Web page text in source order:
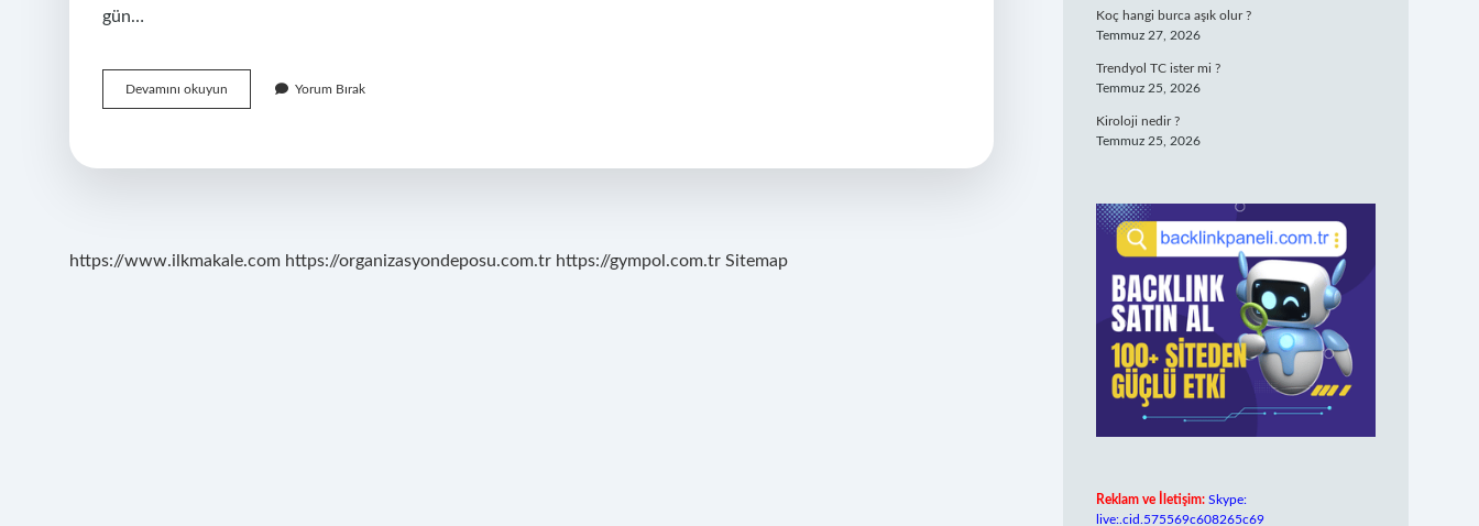
gün…
Devamını okuyun
Için
Emeklilik
Yorum Bırak
https://www.ilkmakale.com https://organizasyondeposu.com.tr https://gympol.com.tr Sitemap
Koç hangi burca aşık olur ?
Temmuz 27, 2026
Trendyol TC ister mi ?
Temmuz 25, 2026
Kiroloji nedir ?
Temmuz 25, 2026
Reklam ve İletişim: Skype:
live:.cid.575569c608265c69